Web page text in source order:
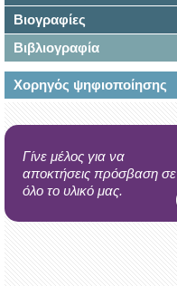
Βιογραφίες
Βιβλιογραφία
Χορηγός ψηφιοποίησης
Γίνε μέλος για να
αποκτήσεις πρόσβαση σε
όλο το υλικό μας.